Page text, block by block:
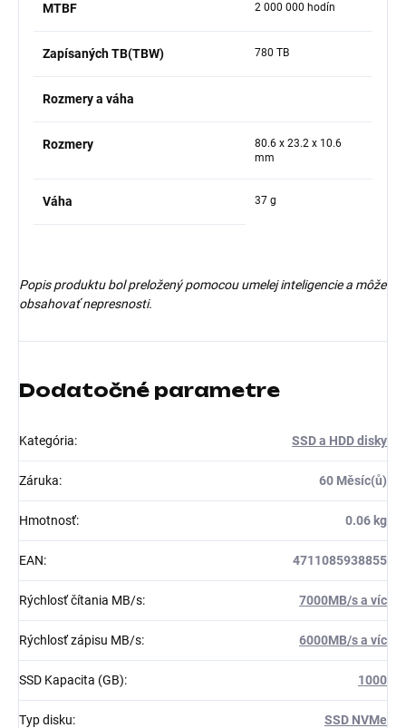
MTBF 2 000 000 hodín
Zapísaných TB(TBW) 780 TB
Rozmery a váha
Rozmery
80.6 x 23.2 x 10.6
mm
Váha 37 g
Popis produktu bol preložený pomocou umelej inteligencie a môže
obsahovať nepresnosti.
Dodatočné parametre
Kategória: SSD a HDD disky
Záruka: 60 Měsíc(ů)
Hmotnosť: 0.06 kg
EAN: 4711085938855
Rýchlosť čítania MB/s: 7000MB/s a víc
Rýchlosť zápisu MB/s: 6000MB/s a víc
SSD Kapacita (GB): 1000
Typ disku: SSD NVMe